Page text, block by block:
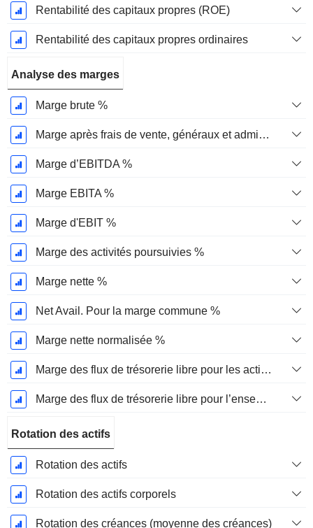
Rentabilité des capitaux propres (ROE)
Rentabilité des capitaux propres ordinaires
Analyse des marges
Marge brute %
Marge après frais de vente, généraux et administratifs %
Marge d’EBITDA %
Marge EBITA %
Marge d'EBIT %
Marge des activités poursuivies %
Marge nette %
Net Avail. Pour la marge commune %
Marge nette normalisée %
Marge des flux de trésorerie libre pour les actionnaires
Marge des flux de trésorerie libre pour l’ensemble des pourvoyeurs de fonds
Rotation des actifs
Rotation des actifs
Rotation des actifs corporels
Rotation des créances (moyenne des créances)